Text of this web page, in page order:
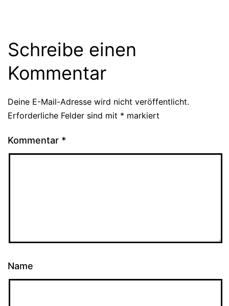
Schreibe einen
Kommentar
Deine E-Mail-Adresse wird nicht veröffentlicht.
Erforderliche Felder sind mit * markiert
Kommentar *
Name